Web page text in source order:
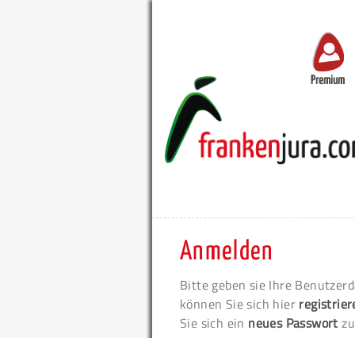
Premium
Anmelden
Bitte geben sie Ihre
können Sie sich hier
Sie sich ein neues Passwort